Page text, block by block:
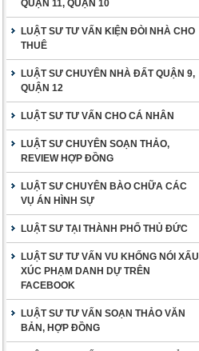
QUẬN 11, QUẬN 10
LUẬT SƯ TƯ VẤN KIỆN ĐÒI NHÀ CHO
THUÊ
LUẬT SƯ CHUYÊN NHÀ ĐẤT QUẬN 9,
QUẬN 12
LUẬT SƯ TƯ VẤN CHO CÁ NHÂN
LUẬT SƯ CHUYÊN SOẠN THẢO,
REVIEW HỢP ĐỒNG
LUẬT SƯ CHUYÊN BÀO CHỮA CÁC
VỤ ÁN HÌNH SỰ
LUẬT SƯ TẠI THÀNH PHỐ THỦ ĐỨC
LUẬT SƯ TƯ VẤN VU KHỐNG NÓI XẤU
XÚC PHẠM DANH DỰ TRÊN
FACEBOOK
LUẬT SƯ TƯ VẤN SOẠN THẢO VĂN
BẢN, HỢP ĐỒNG